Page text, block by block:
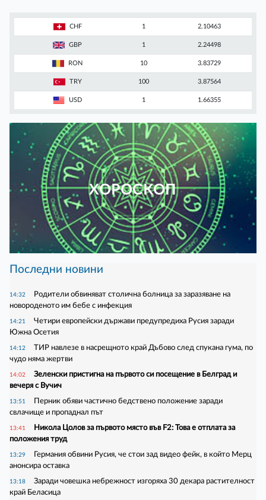
CHF 1 2.10463
GBP 1 2.24498
RON 10 3.83729
TRY 100 3.87564
USD 1 1.66355
ХОРОСКОП
Последни новини
14:32
Родители обвиняват столична болница за заразяване на
новороденото им бебе с инфекция
14:21
Четири европейски държави предупредиха Русия заради
Южна Осетия
14:12
ТИР навлезе в насрещното край Дъбово след спукана гума, по
чудо няма жертви
14:02
Зеленски пристигна на първото си посещение в Белград и
вечеря с Вучич
13:51
Перник обяви частично бедствено положение заради
свлачище и пропаднал път
13:41
Никола Цолов за първото място във F2: Това е отплата за
положения труд
13:29
Германия обвини Русия, че стои зад видео фейк, в който Мерц
анонсира оставка
13:18
Заради човешка небрежност изгоряха 30 декара растителност
край Беласица